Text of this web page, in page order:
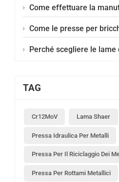
Come effettuare la manutenzione delle lame delle
Come le presse per bricchette stanno rivoluzionando
Perché scegliere le lame di
TAG
Cr12MoV Lama Shaer
Pressa Idraulica Per Metalli
Pressa Per Il Riciclaggio Dei
Pressa Per Rottami Metallici